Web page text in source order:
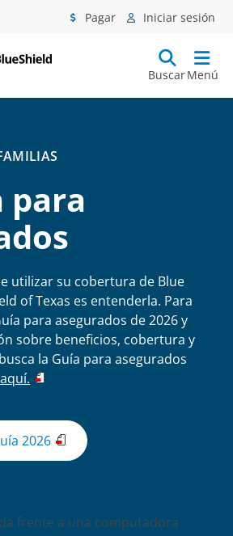
Pagar Iniciar sesión
BuscarMenú
para
utilizar su cobertura de Blue
of Texas es entenderla. Para
para asegurados de 2026 y
sobre beneficios, cobertura y
la Guía para asegurados
2026